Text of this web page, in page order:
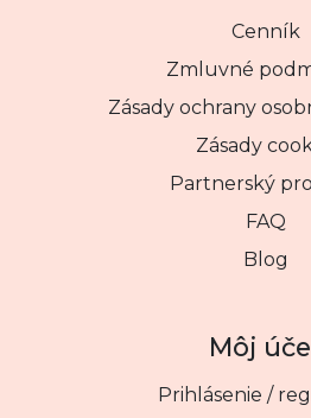
Cenník
Zmluvné
Zásady ochrany
Zásady
Partnerský
FAQ
Blog
Môj
Prihlásenie /